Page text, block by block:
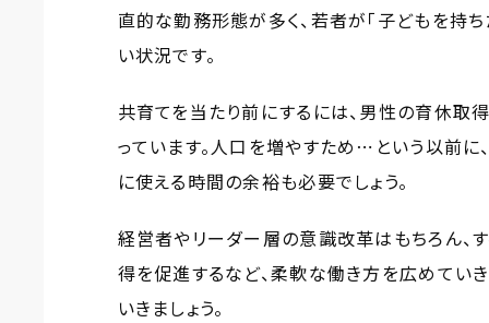
直的な勤務形態が多く、若者が「子どもを持
い状況です。
共育てを当たり前にするには、男性の育休取
っています。人口を増やすため⋯という以前
に使える時間の余裕も必要でしょう。
経営者やリーダー層の意識改革はもちろん、
得を促進するなど、柔軟な働き方を広めてい
いきましょう。